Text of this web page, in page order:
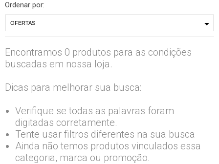
Ordenar por:
Encontramos 0 produtos para as condições
buscadas em nossa loja.
Dicas para melhorar sua busca:
Verifique se todas as palavras foram
digitadas corretamente.
Tente usar filtros diferentes na sua busca
Ainda não temos produtos vinculados essa
categoria, marca ou promoção.